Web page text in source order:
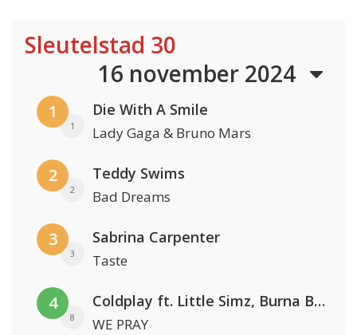
Sleutelstad 30
16 november 2024
1
1
Die With A Smile
Lady Gaga & Bruno Mars
2
2
Teddy Swims
Bad Dreams
3
3
Sabrina Carpenter
Taste
4
8
Coldplay ft. Little Simz, Burna Boy, Elyanna & Tini
WE PRAY